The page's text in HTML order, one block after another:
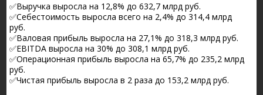
✅Выручка выросла на 12,8% до 632,7 млрд руб.
✅Себестоимость выросла всего на 2,4% до 314,4 млрд
руб.
✅Валовая прибыль выросла на 27,1% до 318,3 млрд руб.
✅EBITDA выросла на 30% до 308,1 млрд руб.
✅Операционная прибыль выросла на 65,7% до 235,2 млрд
руб.
✅Чистая прибыль выросла в 2 раза до 153,2 млрд руб.